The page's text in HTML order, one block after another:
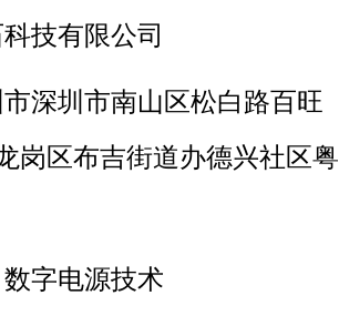
技有限公司
深圳市南山区松白路百旺
岗区布吉街道办德兴社区粤
字电源技术